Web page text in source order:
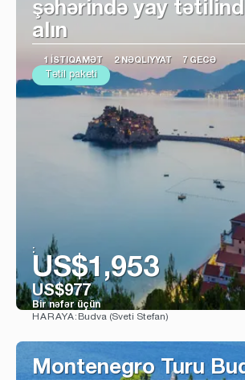
şəhərində yay
alın
1 İSTIQAMƏT 2 NƏQLIYYAT 7 GECƏ
Tətil paketi
:
US$1,953
US$977
Bir nəfər üçün
HARAYA: Budva (Sveti Stefan)
Montenegro Turu